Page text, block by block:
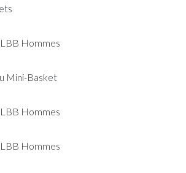
Hommes
Mini-Basket
Hommes
Hommes